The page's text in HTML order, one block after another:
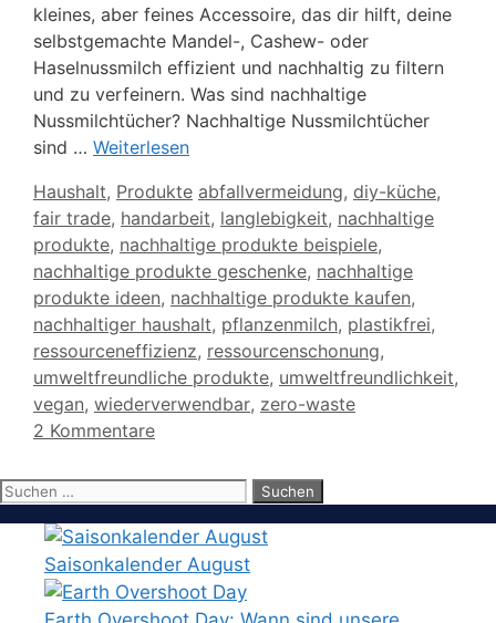
kleines, aber feines Accessoire, das dir hilft, deine
selbstgemachte Mandel-, Cashew- oder
Haselnussmilch effizient und nachhaltig zu filtern
und zu verfeinern. Was sind nachhaltige
Nussmilchtücher? Nachhaltige Nussmilchtücher
sind … Weiterlesen
Kategorien
Haushalt, Produkte Schlagwörter
abfallvermeidung, diy-küche,
fair trade, handarbeit, langlebigkeit, nachhaltige
produkte, nachhaltige produkte beispiele,
nachhaltige produkte geschenke, nachhaltige
produkte ideen, nachhaltige produkte kaufen,
nachhaltiger haushalt, pflanzenmilch, plastikfrei,
ressourceneffizienz, ressourcenschonung,
umweltfreundliche produkte, umweltfreundlichkeit,
vegan, wiederverwendbar, zero-waste
2 Kommentare
Suchen
Saisonkalender August